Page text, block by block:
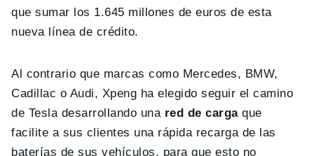
que sumar los 1.645 millones de euros de esta
nueva línea de crédito.
Al contrario que marcas como Mercedes, BMW,
Cadillac o Audi, Xpeng ha elegido seguir el camino
de Tesla desarrollando una red de cargaque
facilite a sus clientes una rápida recarga de las
baterías de sus vehículos, para que esto no